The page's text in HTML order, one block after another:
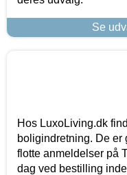
Se
Hos LuxoLiving.dk
boligindretning. De
flotte anmeldelser på
dag ved bestilling